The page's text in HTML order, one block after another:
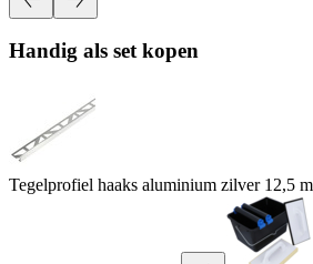
Handig als set kopen
Tegelprofiel haaks aluminium zilver 12,5